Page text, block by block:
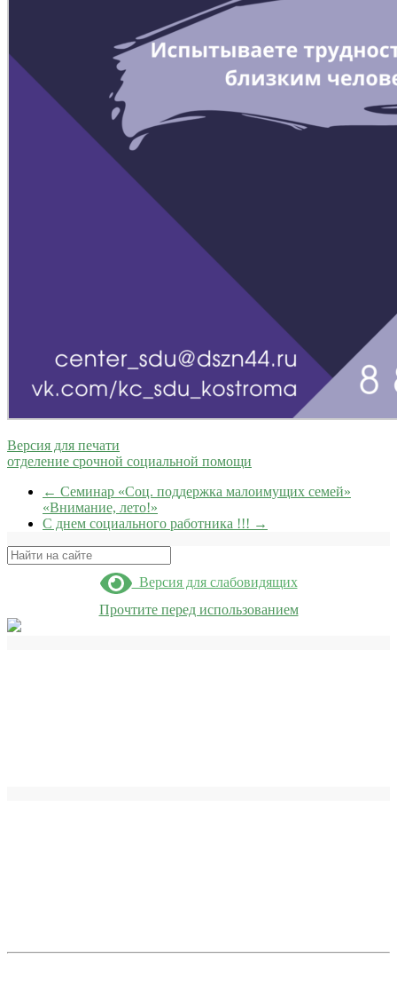
Версия для печати
отделение срочной социальной помощи
← Семинар «Соц. поддержка малоимущих семей»
«Внимание, лето!»
С днем социального работника !!! →
Поиск
Версия для слабовидящих
Прочтите перед использованием